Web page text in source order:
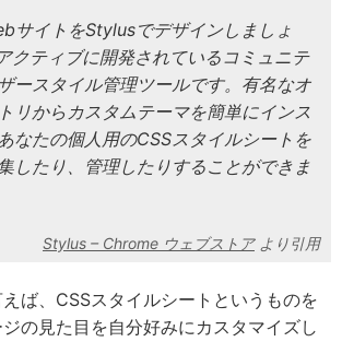
サイトをStylusでデザインしましょ
クティブに開発されているコミュニテ
ースタイル管理ツールです。有名なオ
リからカスタムテーマを簡単にインス
なたの個人用のCSSスタイルシートを
したり、管理したりすることができま
Stylus – Chrome ウェブストア
ば、CSSスタイルシートというものを
の見た目を自分好みにカスタマイズし